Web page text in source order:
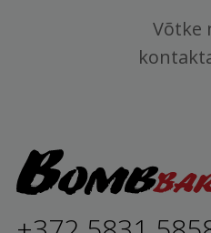
Võtke